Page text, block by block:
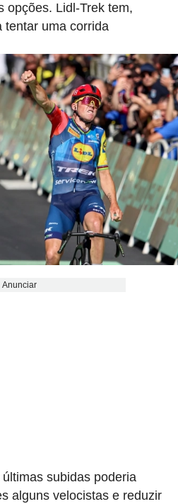
opções. Lidl-Trek tem,
tentar uma corrida
Anunciar
subidas poderia
alguns velocistas e reduzir